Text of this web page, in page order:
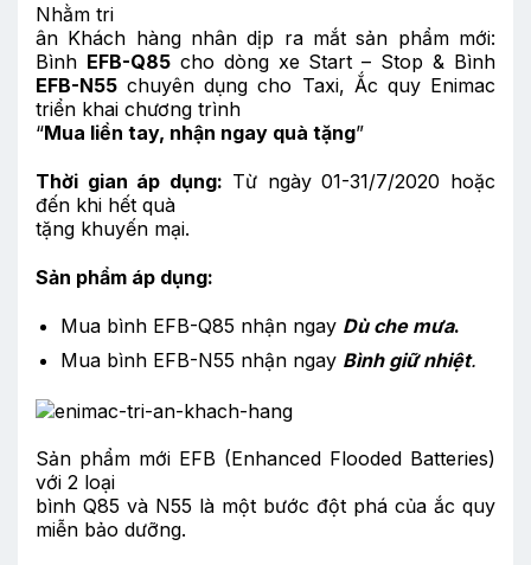
Nhằm tri
ân Khách hàng nhân dịp ra mắt sản phẩm mới:
Bình EFB-Q85cho dòng xe Start – Stop & Bình
EFB-N55 chuyên dụng cho Taxi, Ắc quy Enimac
triển khai chương trình
“Mua liền tay, nhận ngay quà tặng”
Thời gian áp dụng: Từ ngày 01-31/7/2020 hoặc
đến khi hết quà
tặng khuyến mại.
Sản phẩm áp dụng:
Mua bình EFB-Q85 nhận ngay Dù che mưa.
Mua bình EFB-N55 nhận ngay Bình giữ nhiệt.
Sản phẩm mới EFB (Enhanced Flooded Batteries)
với 2 loại
bình Q85 và N55 là một bước đột phá của ắc quy
miễn bảo dưỡng.